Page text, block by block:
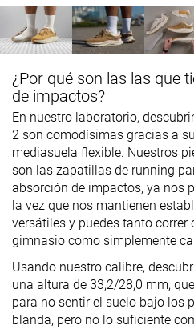
¿Por qué son las las que
de impactos?
En nuestro laboratorio,
2 son comodísimas gracias a
mediasuela flexible. Nuestros
son las zapatillas de running
absorción de impactos, ya nos
la vez que nos mantienen
versátiles y puedes tanto correr
gimnasio como simplemente
Usando nuestro calibre,
una altura de 33,2/28,0 mm,
para no sentir el suelo bajo los
blanda, pero no lo suficiente